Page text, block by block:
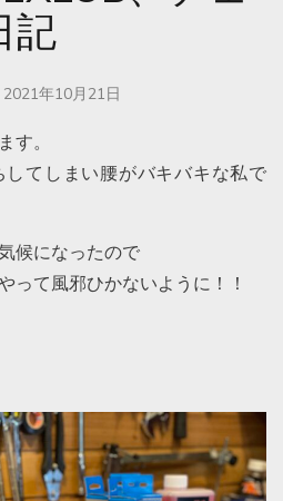
記
2021年10月21日
す。
てしまい腰がバキバキな私で
候になったので
って風邪ひかないように！！